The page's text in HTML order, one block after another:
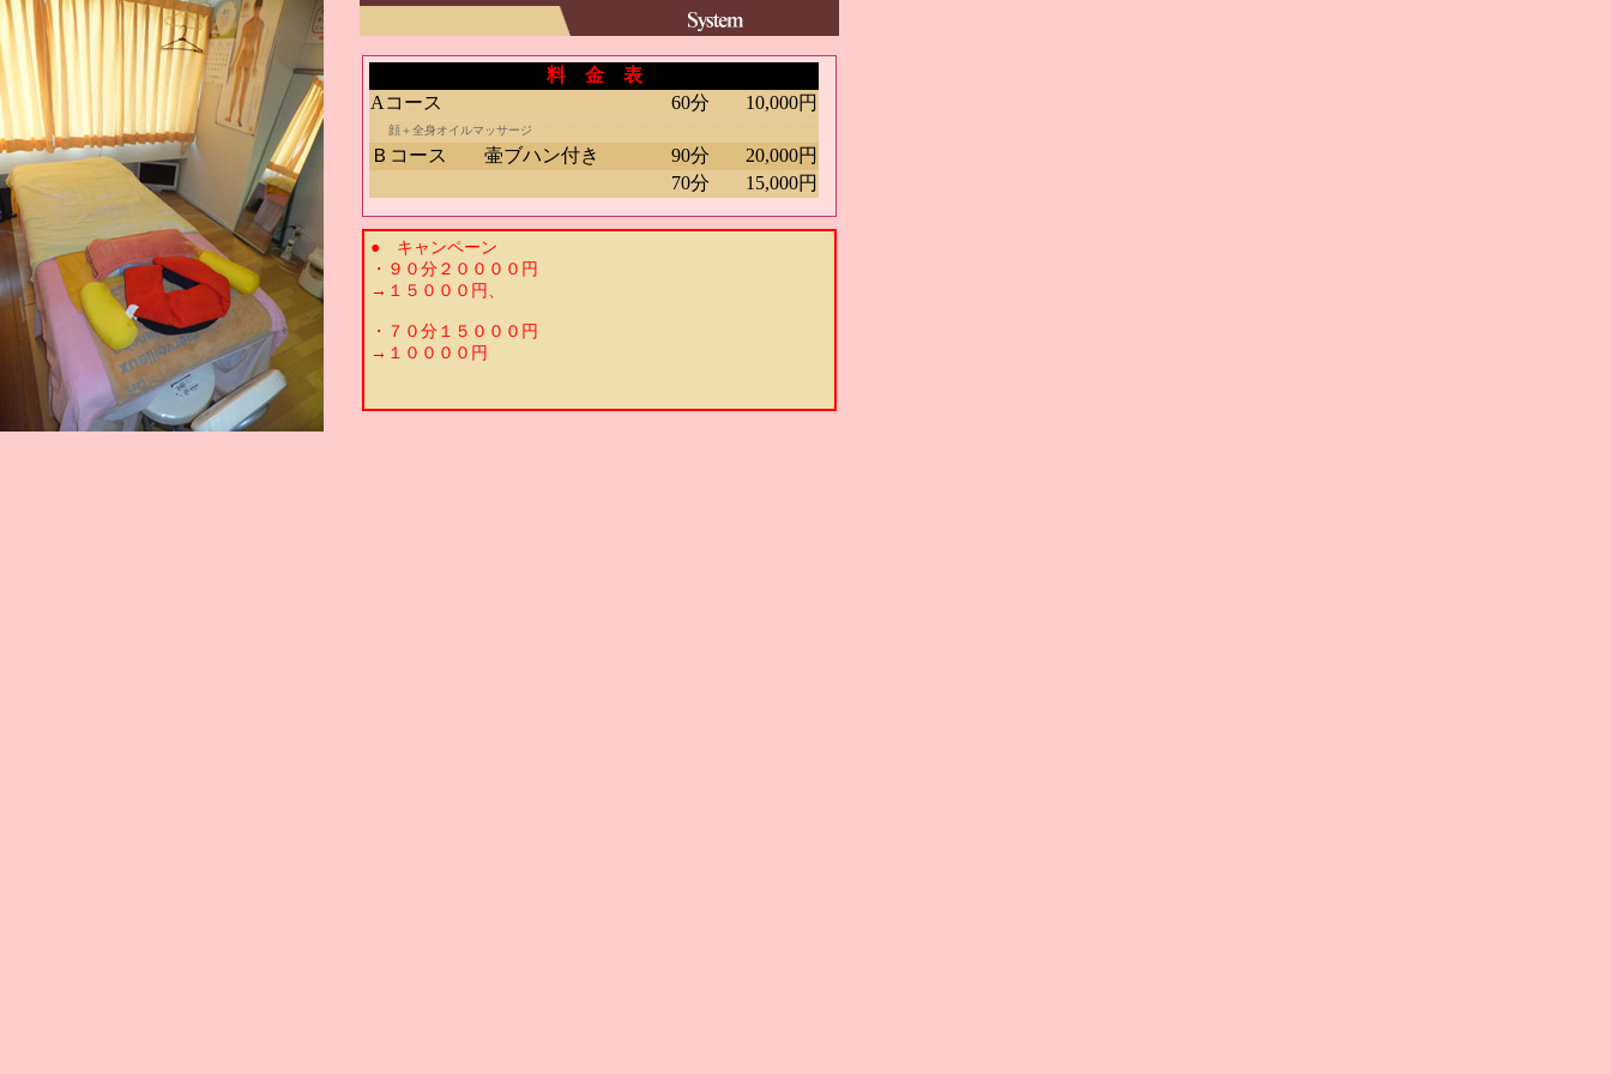
料 金 表
Aコース
60分 10,000円
顔＋全身オイルマッサージ
Ｂコース 壷ブハン付き 90分
20,000円
70分
15,000円
● キャンペーン
・９０分２００００円
→１５０００円、
・７０分１５０００円
→１００００円